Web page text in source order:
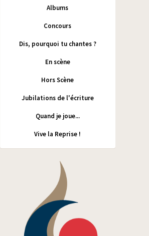
Albums
Concours
Dis, pourquoi tu chantes ?
En scène
Hors Scène
Jubilations de l'écriture
Quand je joue...
Vive la Reprise !